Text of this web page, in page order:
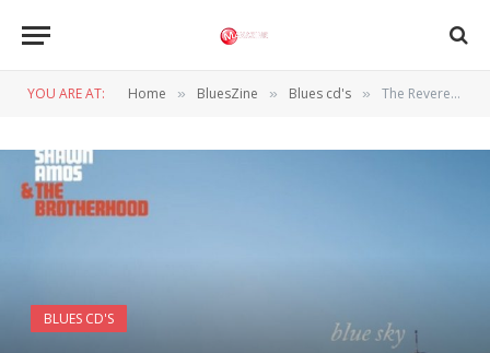
YOU ARE AT: Home » BluesZine » Blues cd's » The Reverend Shawn Amos & The Brotherhood – Blue Sky
BLUES CD'S